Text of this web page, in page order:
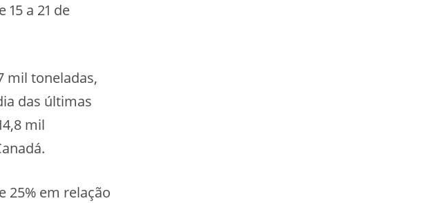
a 21 de
mil toneladas,
das últimas
mil
25% em relação